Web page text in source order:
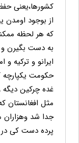
کشورها،یعنی
از بوجود
که هر لحظه
به دست بگیرن
ایرانو و ترکیه
حکومت یکپارچه
غده چرکین دیگه
مثل افغانستان
جدا شد
پرده دست کی در